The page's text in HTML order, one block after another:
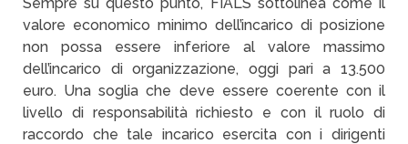
valore economico minimo dell’incarico di posizione
non possa essere inferiore al valore massimo
dell’incarico di organizzazione, oggi pari a 13.500
euro. Una soglia che deve essere coerente con il
livello di responsabilità richiesto e con il ruolo di
raccordo che tale incarico esercita con i dirigenti